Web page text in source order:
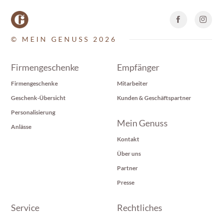
© MEIN GENUSS 2026
Firmengeschenke
Firmengeschenke
Geschenk-Übersicht
Personalisierung
Anlässe
Empfänger
Mitarbeiter
Kunden & Geschäftspartner
Mein Genuss
Kontakt
Über uns
Partner
Presse
Service Rechtliches